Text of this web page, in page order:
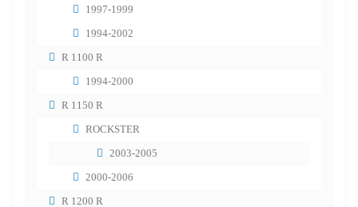
1997-1999
1994-2002
R 1100 R
1994-2000
R 1150 R
ROCKSTER
2003-2005
2000-2006
R 1200 R